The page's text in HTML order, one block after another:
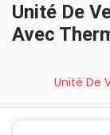
Unité De
Avec
Unité De